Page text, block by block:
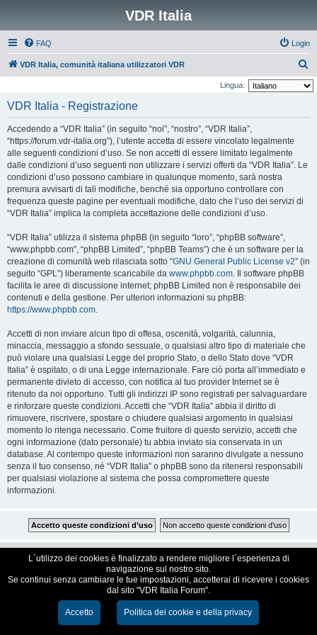
VDR Italia
FAQ Login
VDR Italia, comunità italiana utilizzatori VDR
e
Lingua:
VDR Italia - Registrazione
Accedendo a “VDR Italia” (in seguito “noi”, “nostro”, “VDR Italia”,
“https://forum.vdr-italia.org”), l’utente accetta di essere vincolato legalmente
alle seguenti condizioni d’uso. Se non accetti di essere limitato legalmente
dalle condizioni d’uso seguenti non utilizzare i servizi offerti da “VDR Italia”. Le
condizioni d’uso possono cambiare in qualunque momento, sarà nostra
premura avvisarti di tali modifiche, benché sia opportuno controllare con
frequenza queste pagine per eventuali modifiche, dato che l’uso dei servizi di
“VDR Italia” implica la completa accettazione delle condizioni d’uso.
“VDR Italia” utilizza il sistema phpBB (in seguito “loro”, “phpBB software”,
“www.phpbb.com”, “phpBB Limited”, “phpBB Teams”) che è un software per la
creazione di comunità web rilasciata sotto “GNU General Public License v2” (in
seguito “GPL”) liberamente scaricabile da www.phpbb.com. Il software phpBB
facilita le aree di discussione internet; phpBB Limited non è responsabile dei
contenuti e della gestione. Per ulteriori informazioni su phpBB:
https://www.phpbb.com.
Accetti di non inviare alcun tipo di offesa, oscenità, volgarità, calunnia,
minaccia, messaggio a sfondo sessuale, o qualsiasi altro tipo di materiale che
può violare una qualsiasi Legge del proprio Stato, o dello Stato dove “VDR
Italia” è ospitato, o di una Legge internazionale. Fare ciò porta all’immediato e
permanente divieto di accesso, con notifica al tuo provider Internet se è
ritenuto da noi opportuno. Tutti gli indirizzi IP sono registrati per salvaguardare
e rinforzare queste condizioni. Accetti che “VDR Italia” abbia il diritto di
rimuovere, riscrivere, spostare o chiudere qualsiasi argomento in qualsiasi
momento lo ritenga necessario. Come fruitore di questo servizio, accetti che
ogni informazione (dato personale) tu abbia inviato sia conservata in un
database. Al contempo queste informazioni non saranno divulgate a nessuno
senza il tuo consenso, né “VDR Italia” o phpBB sono da ritenersi responsabili
per qualsiasi violazione al sistema che possa compromettere queste
informazioni.
VDR Italia, comunità italiana utilizzatori VDR
Creato daphpBB® Forum Software © phpBB Limited
Traduzione ItalianaphpBB-Italia.it
L´utilizzo dei cookies è finalizzato a rendere migliore l´esperienza di
navigazione sul nostro sito.
Se continui senza cambiare le tue impostazioni, accetterai di ricevere i cookies
dal sito "VDR Italia Forum".
Accetto Politica dei cookie e della privacy